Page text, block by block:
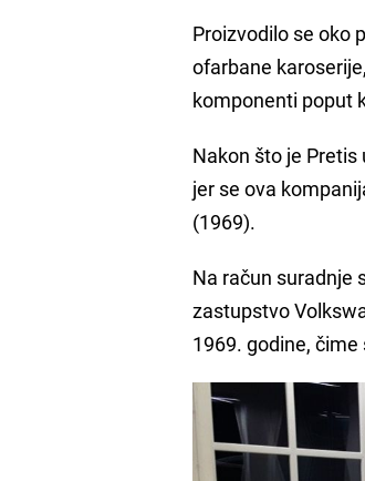
Proizvodilo se oko
ofarbane
komponenti poput
Nakon što je Pretis
jer se ova
(1969).
Na račun suradnje
zastupstvo
1969. godine,